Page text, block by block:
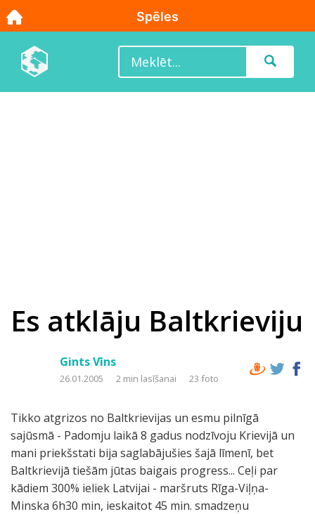
Es atklāju Baltkrieviju
Gints Vīns
26.01.2005 2 min lasīšanai 23 foto
Tikko atgrizos no Baltkrievijas un esmu pilnīgā
sajūsmā - Padomju laikā 8 gadus nodzīvoju Krievijā un
mani priekšstati bija saglabājušies šajā līmenī, bet
Baltkrievijā tiešām jūtas baigais progress... Ceļi par
kādiem 300% ieliek Latvijai - maršruts Rīga-Viļņa-
Minska 6h30 min, ieskaitot 45 min. smadzeņu